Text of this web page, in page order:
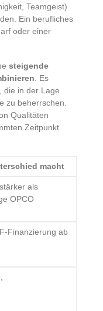
Teamgeist)
Ein berufliches
oder einer
steigende
. Es
die in der Lage
zu beherrschen.
Qualitäten
Zeitpunkt
macht
als
OPCO
Finanzierung ab